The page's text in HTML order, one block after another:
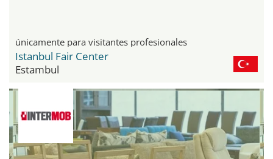
únicamente para visitantes profesionales
Istanbul Fair Center
Estambul